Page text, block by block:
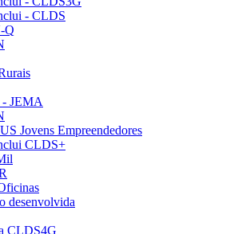
- CLDS
Q
JEMA
Jovens Empreendedores
CLDS+
desenvolvida
CLDS4G